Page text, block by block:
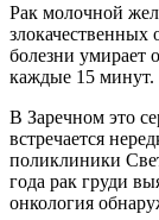
Рак молочной
злокачественных
болезни умирает
каждые 15 минут.
В Заречном это
встречается
поликлиники
года рак груди
онкология